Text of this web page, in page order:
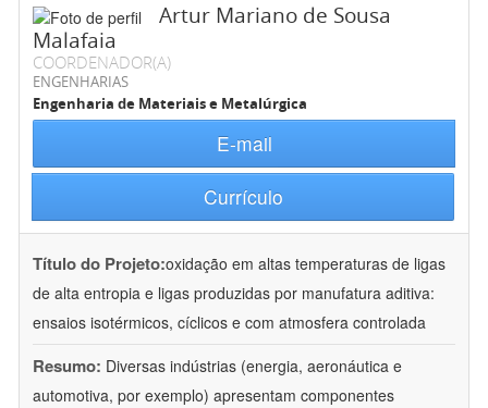
Artur Mariano de Sousa
Malafaia
COORDENADOR(A)
ENGENHARIAS
Engenharia de Materiais e Metalúrgica
E-mail
Currículo
Título do Projeto:oxidação em altas temperaturas de ligas
de alta entropia e ligas produzidas por manufatura aditiva:
ensaios isotérmicos, cíclicos e com atmosfera controlada
Resumo: Diversas indústrias (energia, aeronáutica e
automotiva, por exemplo) apresentam componentes